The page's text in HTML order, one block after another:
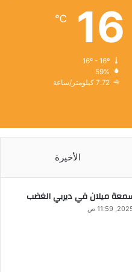
16
℃
59%
7.72 كيلومتر/ساعة
الأخيرة
ميلان في ديربي الغضب